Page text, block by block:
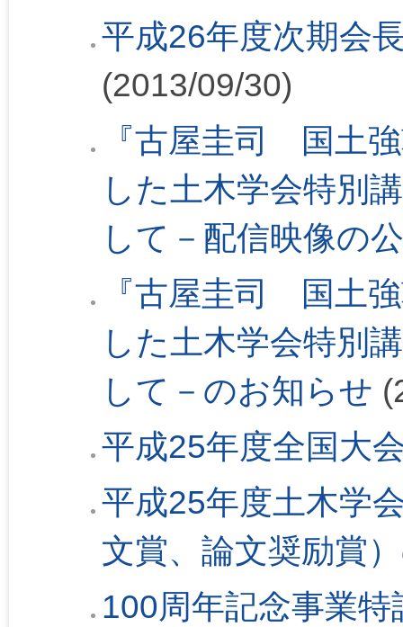
平成26年度次期会
(2013/09/30)
『古屋圭司 国土
した土木学会特別
して－配信映像の
『古屋圭司 国土
した土木学会特別
して－のお知らせ
平成25年度全国大
平成25年度土木学
文賞、論文奨励賞
100周年記念事業